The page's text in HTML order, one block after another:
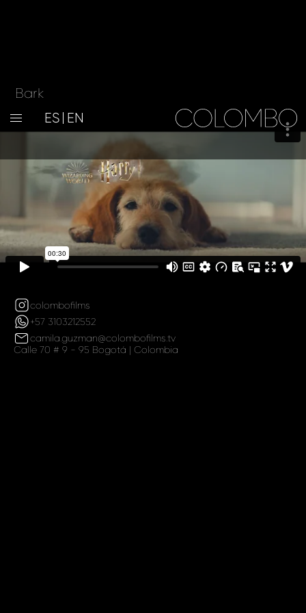
ES EN
Bark
colombofilms
+57 3103212552
camila.guzman@colombofilms.tv
Calle 70 # 9 - 95 Bogotá | Colombia